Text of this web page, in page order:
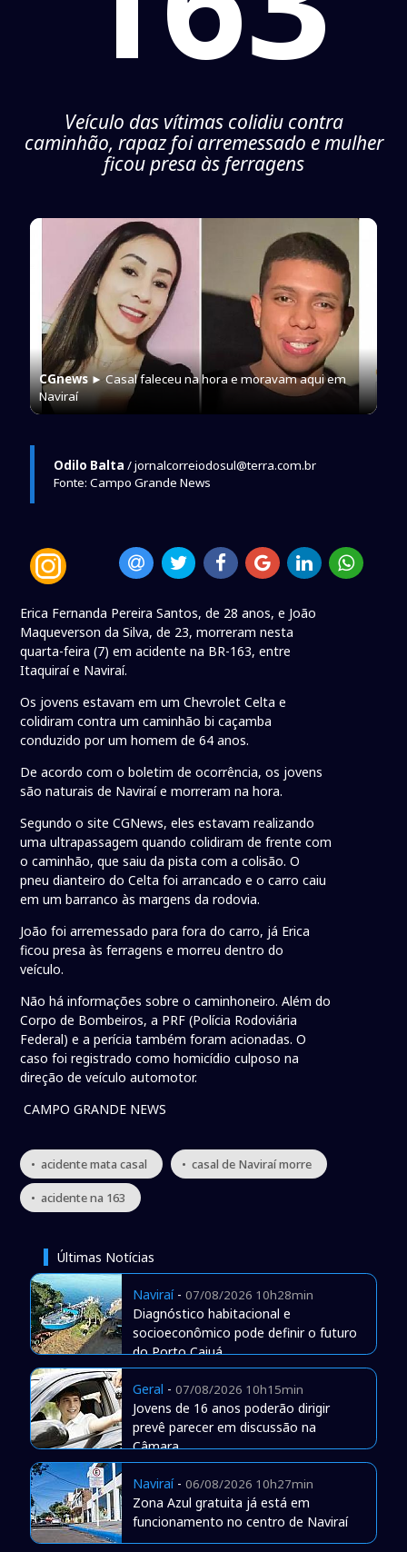
Veículo das vítimas colidiu contra
caminhão, rapaz foi arremessado e mulher
ficou presa às ferragens
CGnews► Casal faleceu na hora e moravam aqui em
Naviraí
Odilo Balta / jornalcorreiodosul@terra.com.br
Fonte: Campo Grande News
Erica Fernanda Pereira Santos, de 28 anos, e João
Maqueverson da Silva, de 23, morreram nesta
quarta-feira (7) em acidente na BR-163, entre
Itaquiraí e Naviraí.
Os jovens estavam em um Chevrolet Celta e
colidiram contra um caminhão bi caçamba
conduzido por um homem de 64 anos.
De acordo com o boletim de ocorrência, os jovens
são naturais de Naviraí e morreram na hora.
Segundo o site CGNews, eles estavam realizando
uma ultrapassagem quando colidiram de frente com
o caminhão, que saiu da pista com a colisão. O
pneu dianteiro do Celta foi arrancado e o carro caiu
em um barranco às margens da rodovia.
João foi arremessado para fora do carro, já Erica
ficou presa às ferragens e morreu dentro do
veículo.
Não há informações sobre o caminhoneiro. Além do
Corpo de Bombeiros, a PRF (Polícia Rodoviária
Federal) e a perícia também foram acionadas. O
caso foi registrado como homicídio culposo na
direção de veículo automotor.
CAMPO GRANDE NEWS
• acidente mata casal • casal de Naviraí morre
• acidente na 163
Últimas Notícias
Naviraí- 07/08/2026 10h28min
Diagnóstico habitacional e
socioeconômico pode definir o futuro
do Porto Caiuá
Geral - 07/08/2026 10h15min
Jovens de 16 anos poderão dirigir
prevê parecer em discussão na
Câmara
Naviraí- 06/08/2026 10h27min
Zona Azul gratuita já está em
funcionamento no centro de Naviraí